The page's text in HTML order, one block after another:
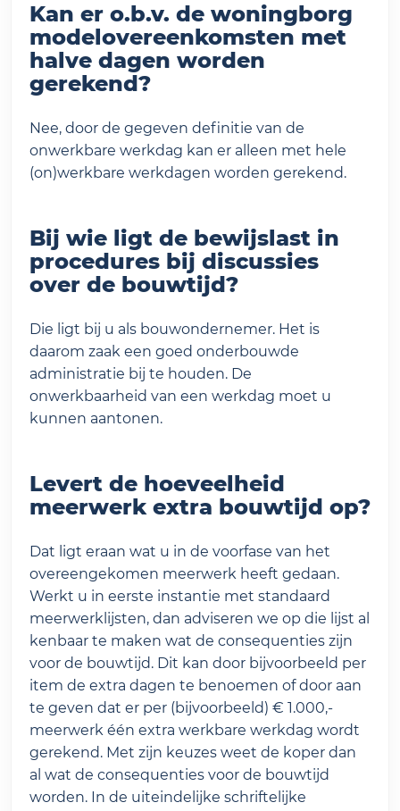
Kan er o.b.v. de woningborg
modelovereenkomsten met
halve dagen worden
gerekend?
Nee, door de gegeven definitie van de
onwerkbare werkdag kan er alleen met hele
(on)werkbare werkdagen worden gerekend.
Bij wie ligt de bewijslast in
procedures bij discussies
over de bouwtijd?
Die ligt bij u als bouwondernemer. Het is
daarom zaak een goed onderbouwde
administratie bij te houden. De
onwerkbaarheid van een werkdag moet u
kunnen aantonen.
Levert de hoeveelheid
meerwerk extra bouwtijd op?
Dat ligt eraan wat u in de voorfase van het
overeengekomen meerwerk heeft gedaan.
Werkt u in eerste instantie met standaard
meerwerklijsten, dan adviseren we op die lijst al
kenbaar te maken wat de consequenties zijn
voor de bouwtijd. Dit kan door bijvoorbeeld per
item de extra dagen te benoemen of door aan
te geven dat er per (bijvoorbeeld) € 1.000,-
meerwerk één extra werkbare werkdag wordt
gerekend. Met zijn keuzes weet de koper dan
al wat de consequenties voor de bouwtijd
worden. In de uiteindelijke schriftelijke